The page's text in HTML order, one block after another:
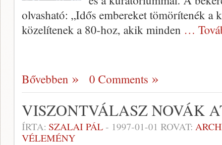
olvasható: „Idős embereket tömörítenék
közelítenek a 80-hoz, akik minden …
Bővebben 0 Comments
VISZONTVÁLASZ NOVÁK
ÍRTA: SZALAI PÁL- 1997-01-01 ROVAT:
VÉLEMÉNY